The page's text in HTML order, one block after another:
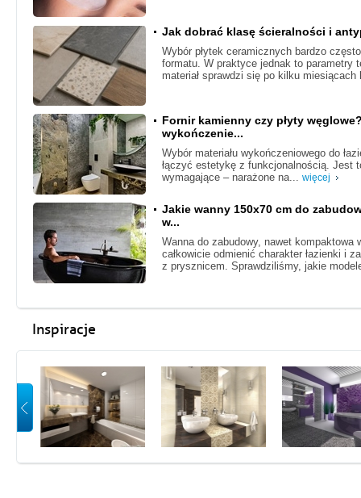
Jak dobrać klasę ścieralności i
Wybór płytek ceramicznych bardzo
formatu. W praktyce jednak to parametry
materiał sprawdzi się po kilku
Fornir kamienny czy płyty
wykończenie...
Wybór materiału wykończeniowego do
łączyć estetykę z funkcjonalnością. Jest
wymagające – narażone na... więcej
Jakie wanny 150x70 cm do
w...
Wanna do zabudowy, nawet
całkowicie odmienić charakter łazienki i
z prysznicem. Sprawdziliśmy, jakie
Inspiracje